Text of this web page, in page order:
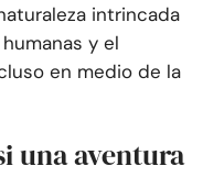
intrincada
y el
en medio de la
una aventura